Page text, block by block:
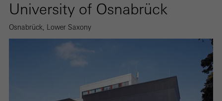
University of Osnabrück
Osnabrück, Lower Saxony